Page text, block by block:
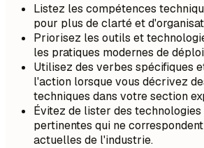
Listez les compétences
pour plus de clarté et
Priorisez les outils et
les pratiques modernes de
Utilisez des verbes spécifiques
l'action lorsque vous décrivez
techniques dans votre section
Évitez de lister des
pertinentes qui ne
actuelles de l'industrie.